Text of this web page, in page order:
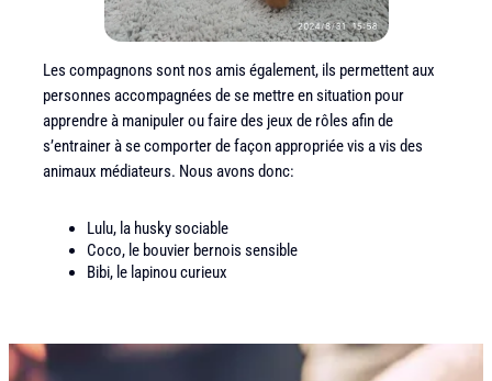
Les compagnons sont nos amis également, ils permettent aux
personnes accompagnées de se mettre en situation pour
apprendre à manipuler ou faire des jeux de rôles afin de
s’entrainer à se comporter de façon appropriée vis a vis des
animaux médiateurs. Nous avons donc:
Lulu, la husky sociable
Coco, le bouvier bernois sensible
Bibi, le lapinou curieux